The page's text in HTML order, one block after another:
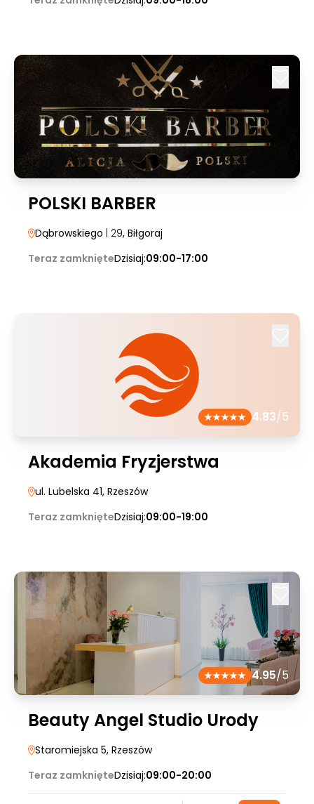
POLSKI BARBER
Dąbrowskiego | 29, Biłgoraj
Teraz zamknięteDzisiaj:09:00-17:00
4.83/5
Akademia Fryzjerstwa
ul. Lubelska 41, Rzeszów
Teraz zamknięteDzisiaj:09:00-19:00
4.95/5
Beauty Angel Studio Urody
Staromiejska 5, Rzeszów
Teraz zamknięteDzisiaj:09:00-20:00